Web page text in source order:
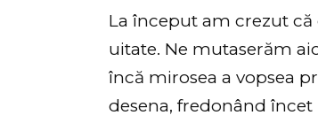
La început am crezut
uitate. Ne mutaserăm
încă mirosea a vopsea
desena, fredonând